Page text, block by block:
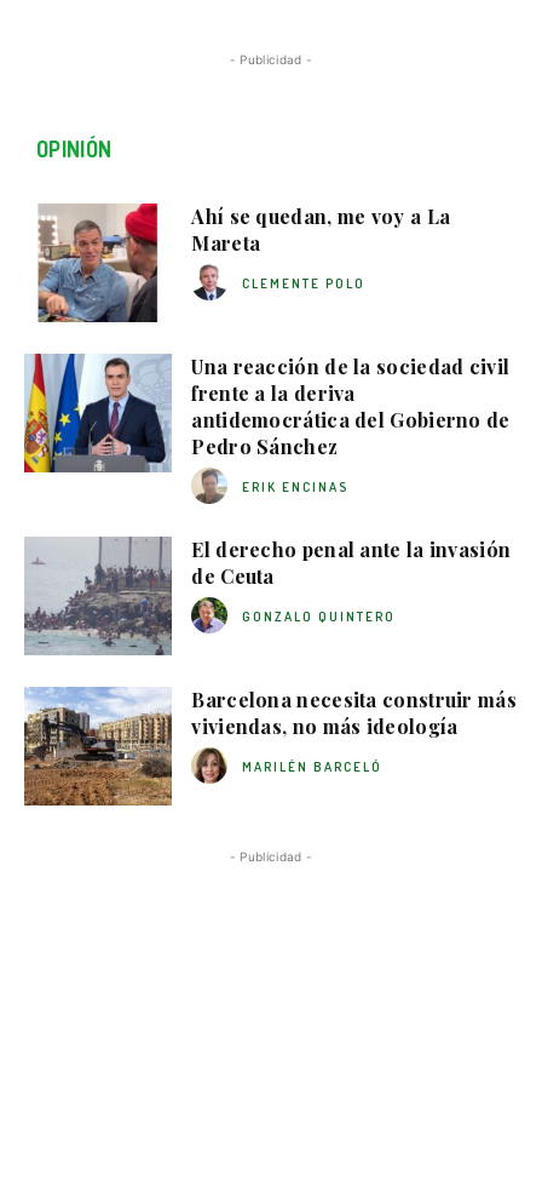
- Publicidad -
OPINIÓN
Ahí se quedan, me voy a La
Mareta
CLEMENTE POLO
Una reacción de la sociedad civil
frente a la deriva
antidemocrática del Gobierno de
Pedro Sánchez
ERIK ENCINAS
El derecho penal ante la invasión
de Ceuta
GONZALO QUINTERO
Barcelona necesita construir más
viviendas, no más ideología
MARILÉN BARCELÓ
- Publicidad -